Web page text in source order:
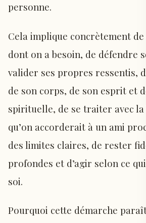
personne.
Cela implique concrètement de
dont on a besoin, de défendre
valider ses propres ressentis,
de son corps, de son esprit et
spirituelle, de se traiter avec la
qu’on accorderait à un ami
des limites claires, de rester
profondes et d’agir selon ce
soi.
Pourquoi cette démarche